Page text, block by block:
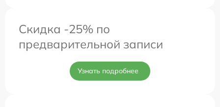
Скидка -25% по
предварительной записи
Узнать подробнее